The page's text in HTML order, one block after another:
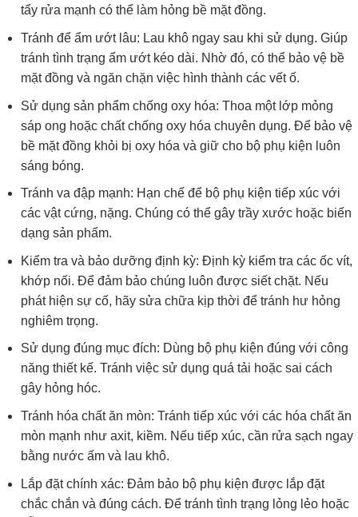
tẩy rửa mạnh có thể làm hỏng bề mặt đồng.
Tránh để ẩm ướt lâu: Lau khô ngay sau khi sử dụng. Giúp
tránh tình trạng ẩm ướt kéo dài. Nhờ đó, có thể bảo vệ bề
mặt đồng và ngăn chặn việc hình thành các vết ố.
Sử dụng sản phẩm chống oxy hóa: Thoa một lớp mỏng
sáp ong hoặc chất chống oxy hóa chuyên dụng. Để bảo vệ
bề mặt đồng khỏi bị oxy hóa và giữ cho bộ phụ kiện luôn
sáng bóng.
Tránh va đập mạnh: Hạn chế để bộ phụ kiện tiếp xúc với
các vật cứng, nặng. Chúng có thể gây trầy xước hoặc biến
dạng sản phẩm.
Kiểm tra và bảo dưỡng định kỳ: Định kỳ kiểm tra các ốc vít,
khớp nối. Để đảm bảo chúng luôn được siết chặt. Nếu
phát hiện sự cố, hãy sửa chữa kịp thời để tránh hư hỏng
nghiêm trọng.
Sử dụng đúng mục đích: Dùng bộ phụ kiện đúng với công
năng thiết kế. Tránh việc sử dụng quá tải hoặc sai cách
gây hỏng hóc.
Tránh hóa chất ăn mòn: Tránh tiếp xúc với các hóa chất ăn
mòn mạnh như axit, kiềm. Nếu tiếp xúc, cần rửa sạch ngay
bằng nước ấm và lau khô.
Lắp đặt chính xác: Đảm bảo bộ phụ kiện được lắp đặt
chắc chắn và đúng cách. Để tránh tình trạng lỏng lẻo hoặc